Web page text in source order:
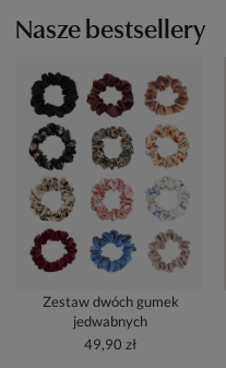
Nasze bestsellery
Zestaw dwóch gumek
jedwabnych
49,90 zł